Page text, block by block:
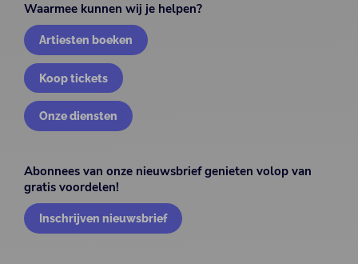
Waarmee kunnen wij je helpen?
Artiesten boeken
Koop tickets
Onze diensten
Abonnees van onze nieuwsbrief genieten volop van
gratis voordelen!
Inschrijven nieuwsbrief